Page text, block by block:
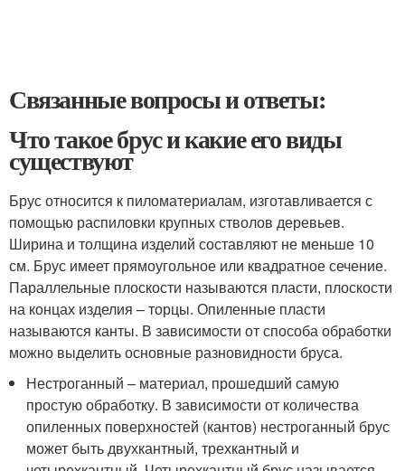
Связанные вопросы и ответы:
Что такое брус и какие его виды
существуют
Брус относится к пиломатериалам, изготавливается с
помощью распиловки крупных стволов деревьев.
Ширина и толщина изделий составляют не меньше 10
см. Брус имеет прямоугольное или квадратное сечение.
Параллельные плоскости называются пласти, плоскости
на концах изделия – торцы. Опиленные пласти
называются канты. В зависимости от способа обработки
можно выделить основные разновидности бруса.
Нестроганный – материал, прошедший самую
простую обработку. В зависимости от количества
опиленных поверхностей (кантов) нестроганный брус
может быть двухкантный, трехкантный и